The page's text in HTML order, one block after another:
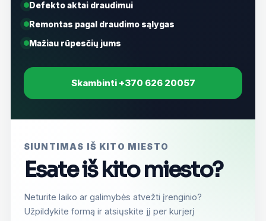
Defekto aktai draudimui
Remontas pagal draudimo sąlygas
Mažiau rūpesčių jums
Skambinti +370 626 20057
SIUNTIMAS IŠ KITO MIESTO
Esate iš kito miesto?
Neturite laiko ar galimybės atvežti įrenginio?
Užpildykite formą ir atsiųskite jį per kurjerį